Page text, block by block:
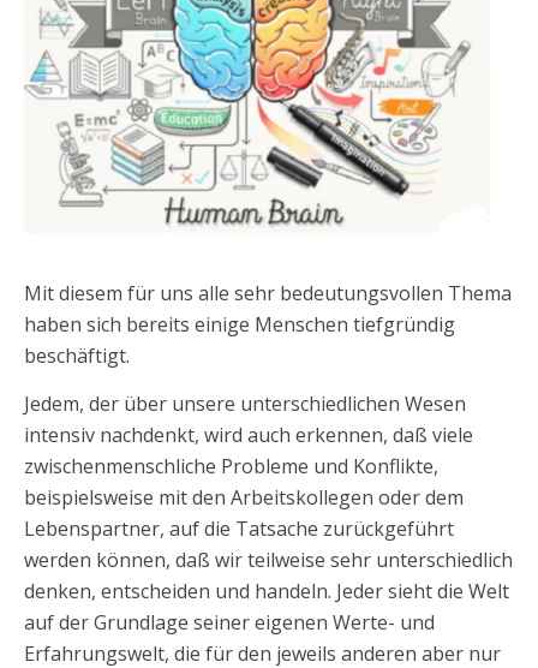
Mit diesem für uns alle sehr bedeutungsvollen Thema
haben sich bereits einige Menschen tiefgründig
beschäftigt.
Jedem, der über unsere unterschiedlichen Wesen
intensiv nachdenkt, wird auch erkennen, daß viele
zwischenmenschliche Probleme und Konflikte,
beispielsweise mit den Arbeitskollegen oder dem
Lebenspartner, auf die Tatsache zurückgeführt
werden können, daß wir teilweise sehr unterschiedlich
denken, entscheiden und handeln. Jeder sieht die Welt
auf der Grundlage seiner eigenen Werte- und
Erfahrungswelt, die für den jeweils anderen aber nur